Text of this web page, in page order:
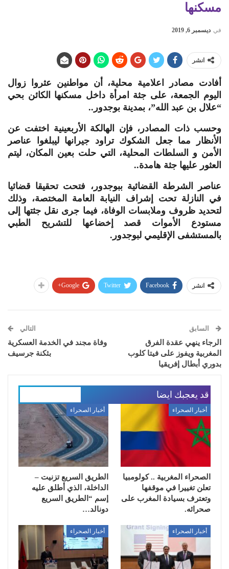
مسكنها
في ديسمبر 6, 2019
انشر
أفادت مصادر اعلامية محلية، أن مواطنين عثروا زوال
اليوم الجمعة، على جثة امرأة داخل مسكنها الكائن بحي
“علال بن عبد الله”، بمدينة بوجدور..
وحسب ذات المصادر، فإن الهالكة الأربعينية اختفت عن
الأنظار مما جعل الشكوك تراود جيرانها ليبلغوا عناصر
الأمن و السلطات المحلية، التي حلت بعين المكان، ليتم
العثور عليها جثة هامدة..
عناصر الشرطة القضائية ببوجدور، فتحت تحقيقا قضائيا
في النازلة تحت إشراف النيابة العامة المختصة، وذلك
لتحديد ظروف وملابسات الوفاة، فيما جرى نقل جثتها إلى
مستودع الأموات قصد إخضاعها للتشريح الطبي
بالمستشفى الإقليمي لبوجدور.
انشر Facebook
Twitter
Google+
السابق
الرجاء ينهي عقدة الفرق
المغربية ويفوز على فيتا كلوب
بدوري أبطال إفريقيا
التالي
وفاة مجند في الخدمة العسكرية
بثكنة جرسيف
قد يعجبك ايضا
أخبار الصحراء
الصحراء المغربية .. كولومبيا
تعلن تغييرا في موقفها
وتعترف بسيادة المغرب على
صحرائه.
أخبار الصحراء
الطريق السريع تزنيت –
الداخلة، الذي أطلق عليه
إسم “الطريق السريع
دونالد…
أخبار الصحراء أخبار الصحراء